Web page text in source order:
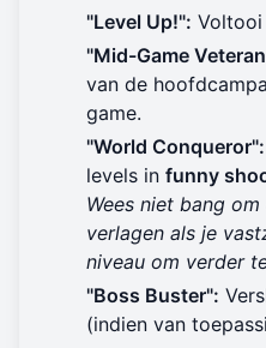
"Level Up!": Voltooi
"Mid-Game
van de
game.
"World Conqueror":
levels in funny
Wees niet bang
verlagen als je
niveau om verder
"Boss Buster":
(indien van